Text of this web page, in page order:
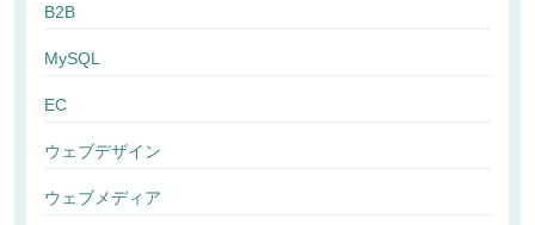
B2B
MySQL
EC
ウェブデザイン
ウェブメディア